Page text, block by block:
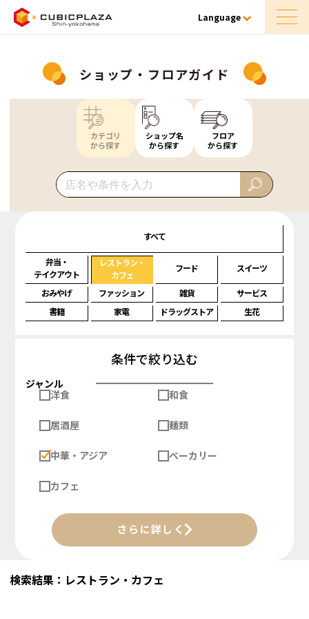
Language
ショップ・フロアガイド
カテゴリ
から探す
ショップ名
から探す
フロア
から探す
すべて
弁当・
テイクアウト
レストラン・
カフェ
フード スイーツ
おみやげ ファッション 雑貨
サービス
書籍
家電 ドラッグストア 生花
条件で絞り込む
ジャンル
洋食
和食
居酒屋 麺類
中華・アジア ベーカリー
カフェ
さらに詳しく
検索結果：レストラン・カフェ